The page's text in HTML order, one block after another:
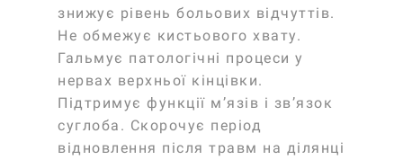
знижує рівень больових відчуттів.
Не обмежує кистьового хвату.
Гальмує патологічні процеси у
нервах верхньої кінцівки.
Підтримує функції м’язів і зв’язок
суглоба. Скорочує період
відновлення після травм на ділянці